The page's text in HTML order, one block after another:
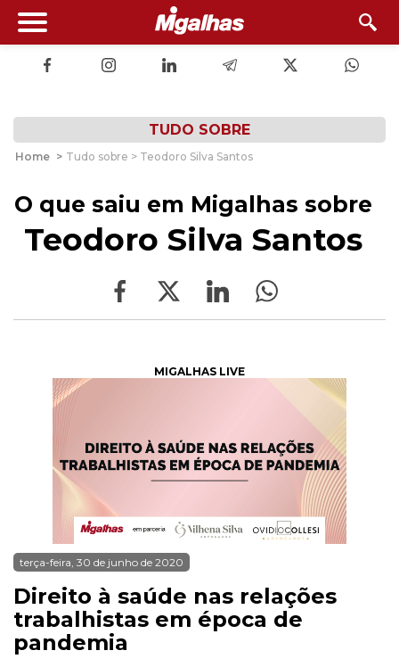
TUDO SOBRE
Home > Tudo sobre > Teodoro Silva Santos
O que saiu em Migalhas sobre
Teodoro Silva Santos
MIGALHAS LIVE
terça-feira, 30 de junho de 2020
Direito à saúde nas relações
trabalhistas em época de
pandemia